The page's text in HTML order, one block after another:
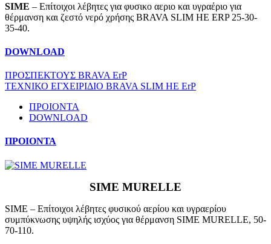
SIME – Επίτοιχοι λέβητες για φυσικο αεριο και υγραέριο για
θέρμανση και ζεστό νερό χρήσης BRAVA SLIM HE ERP 25-30-
35-40.
DOWNLOAD
ΠΡΟΣΠΕΚΤΟΥΣ BRAVA ErP
ΤΕΧΝΙΚΟ ΕΓΧΕΙΡΙΔΙΟ BRAVA SLIM HE ErP
ΠΡΟΙΟΝΤΑ
DOWNLOAD
ΠΡΟΙΟΝΤΑ
SIME MURELLE
SIME – Επίτοιχοι λέβητες φυσικού αερίου και υγραερίου
συμπύκνωσης υψηλής ισχύος για θέρμανση SIME MURELLE, 50-
70-110.